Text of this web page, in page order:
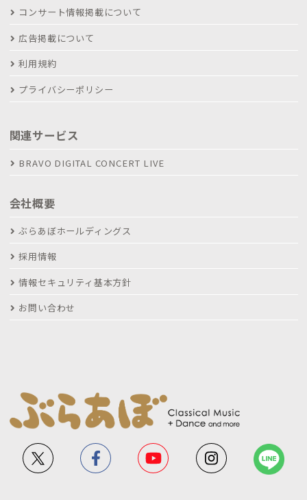
コンサート情報掲載について
広告掲載について
利用規約
プライバシーポリシー
関連サービス
BRAVO DIGITAL CONCERT LIVE
会社概要
ぶらあぼホールディングス
採用情報
情報セキュリティ基本方針
お問い合わせ